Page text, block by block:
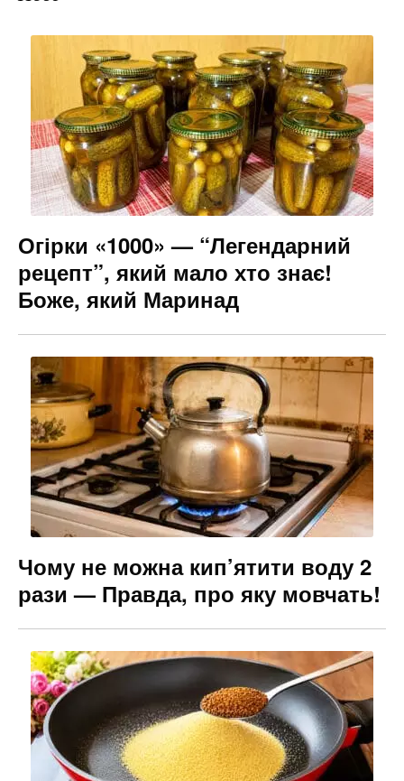
c
e
o
k
gr
a
m
s
e
n
g
er
l
Огірки «1000» — “Легендарний
рецепт”, який мало хто знає!
Боже, який Маринад
Чому не можна кип’ятити воду 2
рази — Правда, про яку мовчать!